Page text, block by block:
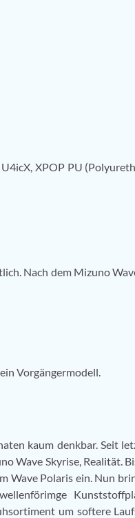
XPOP PU
Nach dem Mizuno
Vorgängermodell.
kaum denkbar. Seit
Wave Skyrise, Realität.
Wave Polaris ein. Nun
um softere